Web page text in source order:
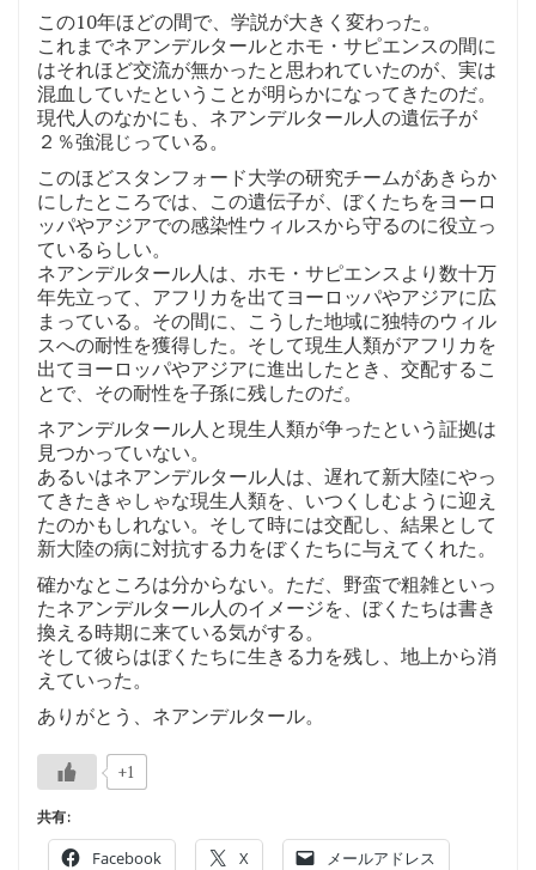
この10年ほどの間で、学説が大きく変わった。
これまでネアンデルタールとホモ・サピエンスの間に
はそれほど交流が無かったと思われていたのが、実は
混血していたということが明らかになってきたのだ。
現代人のなかにも、ネアンデルタール人の遺伝子が
２％強混じっている。
このほどスタンフォード大学の研究チームがあきらか
にしたところでは、この遺伝子が、ぼくたちをヨーロ
ッパやアジアでの感染性ウィルスから守るのに役立っ
ているらしい。
ネアンデルタール人は、ホモ・サピエンスより数十万
年先立って、アフリカを出てヨーロッパやアジアに広
まっている。その間に、こうした地域に独特のウィル
スへの耐性を獲得した。そして現生人類がアフリカを
出てヨーロッパやアジアに進出したとき、交配するこ
とで、その耐性を子孫に残したのだ。
ネアンデルタール人と現生人類が争ったという証拠は
見つかっていない。
あるいはネアンデルタール人は、遅れて新大陸にやっ
てきたきゃしゃな現生人類を、いつくしむように迎え
たのかもしれない。そして時には交配し、結果として
新大陸の病に対抗する力をぼくたちに与えてくれた。
確かなところは分からない。ただ、野蛮で粗雑といっ
たネアンデルタール人のイメージを、ぼくたちは書き
換える時期に来ている気がする。
そして彼らはぼくたちに生きる力を残し、地上から消
えていった。
ありがとう、ネアンデルタール。
+1
共有:
Facebook X メールアドレス